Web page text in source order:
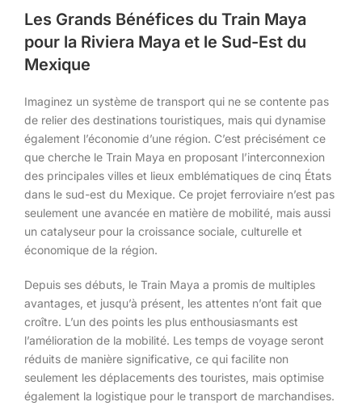
Les Grands Bénéfices du Train Maya
pour la Riviera Maya et le Sud-Est du
Mexique
Imaginez un système de transport qui ne se contente pas
de relier des destinations touristiques, mais qui dynamise
également l’économie d’une région. C’est précisément ce
que cherche le Train Maya en proposant l’interconnexion
des principales villes et lieux emblématiques de cinq États
dans le sud-est du Mexique. Ce projet ferroviaire n’est pas
seulement une avancée en matière de mobilité, mais aussi
un catalyseur pour la croissance sociale, culturelle et
économique de la région.
Depuis ses débuts, le Train Maya a promis de multiples
avantages, et jusqu’à présent, les attentes n’ont fait que
croître. L’un des points les plus enthousiasmants est
l’amélioration de la mobilité. Les temps de voyage seront
réduits de manière significative, ce qui facilite non
seulement les déplacements des touristes, mais optimise
également la logistique pour le transport de marchandises.